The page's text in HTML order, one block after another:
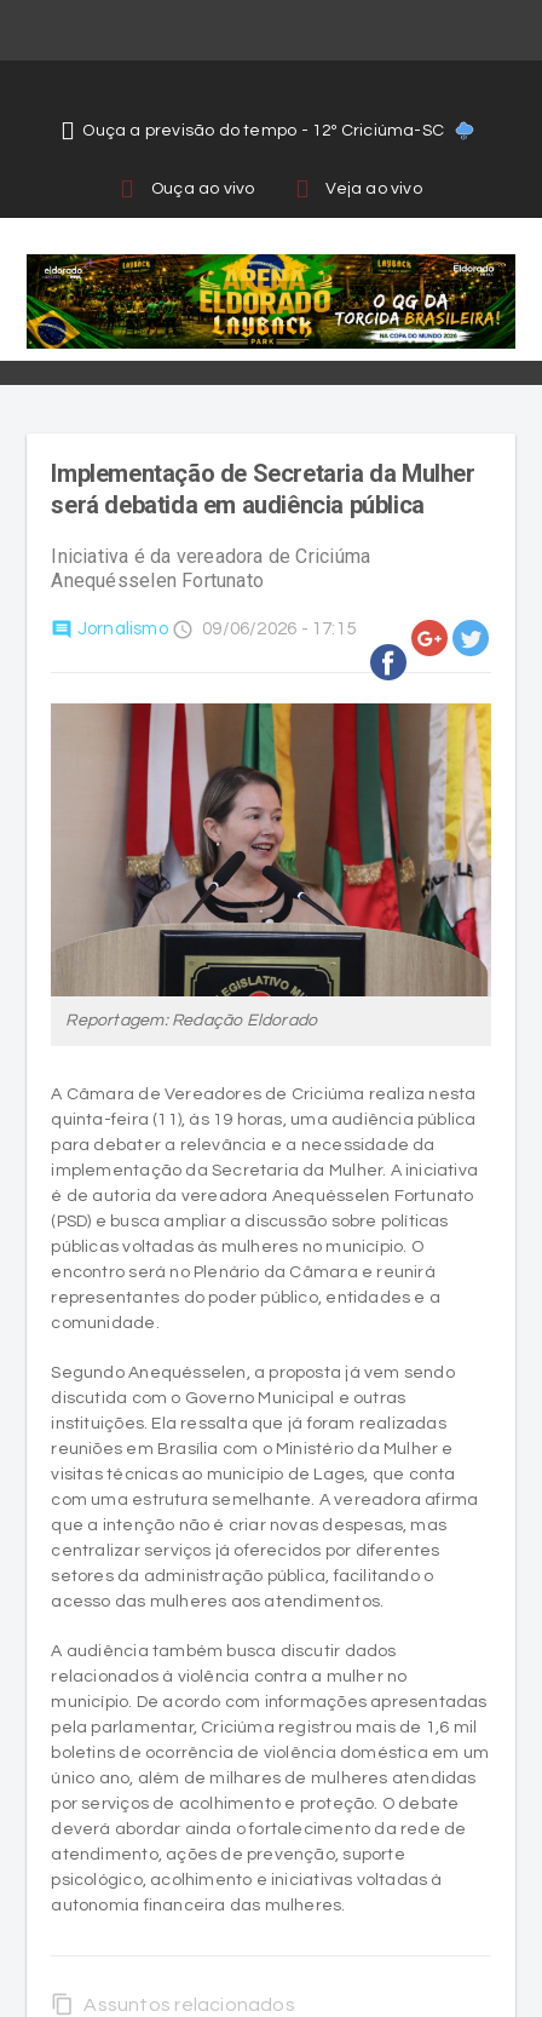
Ouça a previsão do tempo - 12º Criciúma-SC
Ouça ao vivo Veja ao vivo
Implementação de Secretaria da Mulher
será debatida em audiência pública
Iniciativa é da vereadora de Criciúma
Anequésselen Fortunato
comment Jornalismo access_time 09/06/2026 - 17:15
Reportagem: Redação Eldorado
A Câmara de Vereadores de Criciúma realiza nesta
quinta-feira (11), às 19 horas, uma audiência pública
para debater a relevância e a necessidade da
implementação da Secretaria da Mulher. A iniciativa
é de autoria da vereadora Anequésselen Fortunato
(PSD) e busca ampliar a discussão sobre políticas
públicas voltadas às mulheres no município. O
encontro será no Plenário da Câmara e reunirá
representantes do poder público, entidades e a
comunidade.
Segundo Anequésselen, a proposta já vem sendo
discutida com o Governo Municipal e outras
instituições. Ela ressalta que já foram realizadas
reuniões em Brasília com o Ministério da Mulher e
visitas técnicas ao município de Lages, que conta
com uma estrutura semelhante. A vereadora afirma
que a intenção não é criar novas despesas, mas
centralizar serviços já oferecidos por diferentes
setores da administração pública, facilitando o
acesso das mulheres aos atendimentos.
A audiência também busca discutir dados
relacionados à violência contra a mulher no
município. De acordo com informações apresentadas
pela parlamentar, Criciúma registrou mais de 1,6 mil
boletins de ocorrência de violência doméstica em um
único ano, além de milhares de mulheres atendidas
por serviços de acolhimento e proteção. O debate
deverá abordar ainda o fortalecimento da rede de
atendimento, ações de prevenção, suporte
psicológico, acolhimento e iniciativas voltadas à
autonomia financeira das mulheres.
content_copy Assuntos relacionados